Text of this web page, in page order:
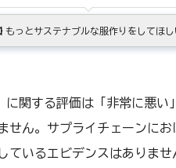
もっとサステナブルな服作りをしてほ
に関する評価は「非常に悪
せん。サプライチェーンに
ているエビデンスはありま